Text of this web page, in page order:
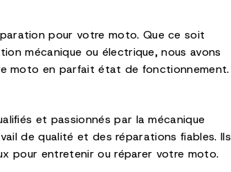
pour votre moto. Que ce soit
mécanique ou électrique, nous avons
moto en parfait état de fonctionnement.
et passionnés par la mécanique
de qualité et des réparations fiables. Ils
pour entretenir ou réparer votre moto.